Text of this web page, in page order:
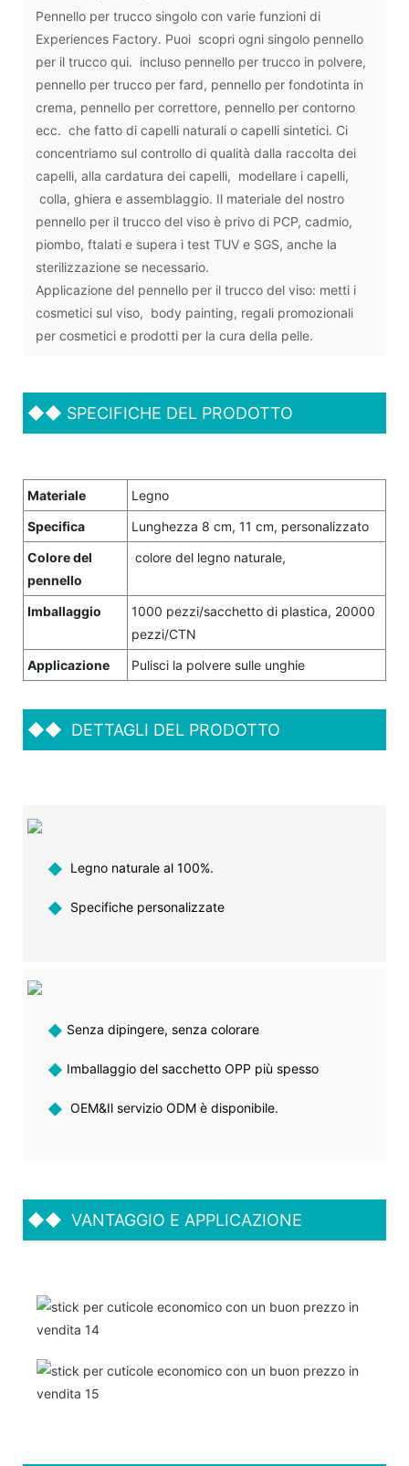
Pennello per trucco singolo con varie funzioni di
Experiences Factory. Puoi scopri ogni singolo pennello
per il trucco qui. incluso pennello per trucco in polvere,
pennello per trucco per fard, pennello per fondotinta in
crema, pennello per correttore, pennello per contorno
ecc. che fatto di capelli naturali o capelli sintetici. Ci
concentriamo sul controllo di qualità dalla raccolta dei
capelli, alla cardatura dei capelli, modellare i capelli,
colla, ghiera e assemblaggio. Il materiale del nostro
pennello per il trucco del viso è privo di PCP, cadmio,
piombo, ftalati e supera i test TUV e SGS, anche la
sterilizzazione se necessario.
Applicazione del pennello per il trucco del viso: metti i
cosmetici sul viso, body painting, regali promozionali
per cosmetici e prodotti per la cura della pelle.
◆◆ SPECIFICHE DEL PRODOTTO
Materiale
Legno
Specifica
Lunghezza 8 cm, 11 cm, personalizzato
Colore del
pennello
colore del legno naturale,
Imballaggio
1000 pezzi/sacchetto di plastica, 20000
pezzi/CTN
Applicazione
Pulisci la polvere sulle unghie
◆◆ DETTAGLI DEL PRODOTTO
◆ Legno naturale al 100%.
◆ Specifiche personalizzate
◆ Senza dipingere, senza colorare
◆ Imballaggio del sacchetto OPP più spesso
◆ OEM&Il servizio ODM è disponibile.
◆◆ VANTAGGIO E APPLICAZIONE